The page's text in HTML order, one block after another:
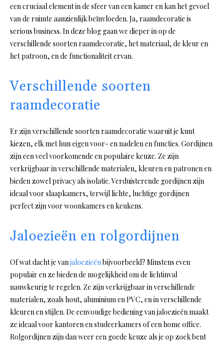
een cruciaal element in de sfeer van een kamer en kan het gevoel
van de ruimte aanzienlijk beïnvloeden. Ja, raamdecoratie is
serious business. In deze blog gaan we dieper in op de
verschillende soorten raamdecoratie, het materiaal, de kleur en
het patroon, en de functionaliteit ervan.
Verschillende soorten
raamdecoratie
Er zijn verschillende soorten raamdecoratie waaruit je kunt
kiezen, elk met hun eigen voor- en nadelen en functies. Gordijnen
zijn een veel voorkomende en populaire keuze. Ze zijn
verkrijgbaar in verschillende materialen, kleuren en patronen en
bieden zowel privacy als isolatie. Verduisterende gordijnen zijn
ideaal voor slaapkamers, terwijl lichte, luchtige gordijnen
perfect zijn voor woonkamers en keukens.
Jaloezieën en rolgordijnen
Of wat dacht je vanjaloezieënbijvoorbeeld? Minstens even
populair en ze bieden de mogelijkheid om de lichtinval
nauwkeurig te regelen. Ze zijn verkrijgbaar in verschillende
materialen, zoals hout, aluminium en PVC, en in verschillende
kleuren en stijlen. De eenvoudige bediening van jaloezieën maakt
ze ideaal voor kantoren en studeerkamers of een home office.
Rolgordijnen zijn dan weer een goede keuze als je op zoek bent